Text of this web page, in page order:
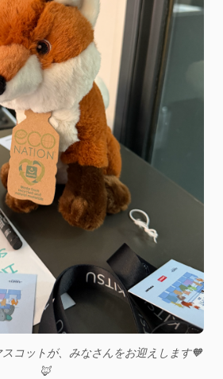
コットが、みなさんをお迎えします🧡
🦊